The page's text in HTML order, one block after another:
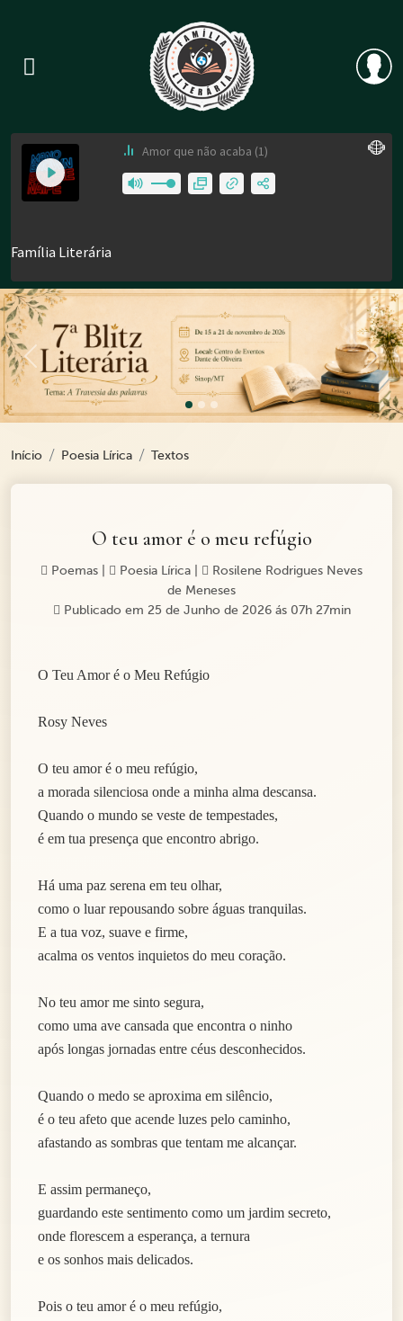
Previous
Início Poesia Lírica Textos
O teu amor é o meu refúgio
Poemas Poesia Lírica
Rosilene Rodrigues Neves
de Meneses
Publicado em 25 de Junho de 2026 ás 07h 27min
O Teu Amor é o Meu Refúgio
Rosy Neves
O teu amor é o meu refúgio,
a morada silenciosa onde a minha alma descansa.
Quando o mundo se veste de tempestades,
é em tua presença que encontro abrigo.
Há uma paz serena em teu olhar,
como o luar repousando sobre águas tranquilas.
E a tua voz, suave e firme,
acalma os ventos inquietos do meu coração.
No teu amor me sinto segura,
como uma ave cansada que encontra o ninho
após longas jornadas entre céus desconhecidos.
Quando o medo se aproxima em silêncio,
é o teu afeto que acende luzes pelo caminho,
afastando as sombras que tentam me alcançar.
E assim permaneço,
guardando este sentimento como um jardim secreto,
onde florescem a esperança, a ternura
e os sonhos mais delicados.
Pois o teu amor é o meu refúgio,